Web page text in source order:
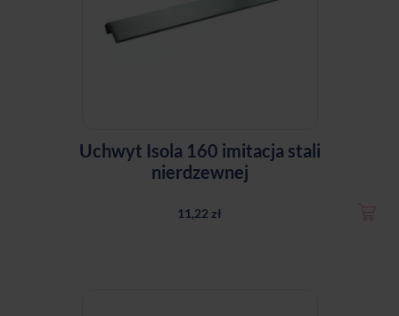
Uchwyt Isola 160 imitacja stali
nierdzewnej
11,22 zł